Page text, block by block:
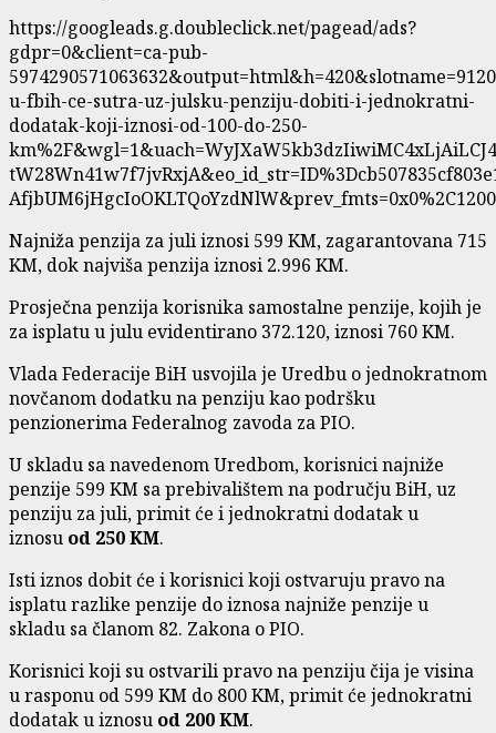
https://googleads.g.doubleclick.net/pagead/ads?
gdpr=0&client=ca-pub-
u-fbih-ce-sutra-uz-julsku-penziju-dobiti-i-jednokratni-
dodatak-koji-iznosi-od-100-do-250-
Najniža penzija za juli iznosi 599 KM, zagarantovana 715
KM, dok najviša penzija iznosi 2.996 KM.
Prosječna penzija korisnika samostalne penzije, kojih je
za isplatu u julu evidentirano 372.120, iznosi 760 KM.
Vlada Federacije BiH usvojila je Uredbu o jednokratnom
novčanom dodatku na penziju kao podršku
penzionerima Federalnog zavoda za PIO.
U skladu sa navedenom Uredbom, korisnici najniže
penzije 599 KM sa prebivalištem na području BiH, uz
penziju za juli, primit će i jednokratni dodatak u
iznosu od 250 KM.
Isti iznos dobit će i korisnici koji ostvaruju pravo na
isplatu razlike penzije do iznosa najniže penzije u
skladu sa članom 82. Zakona o PIO.
Korisnici koji su ostvarili pravo na penziju čija je visina
u rasponu od 599 KM do 800 KM, primit će jednokratni
dodatak u iznosu od 200 KM.